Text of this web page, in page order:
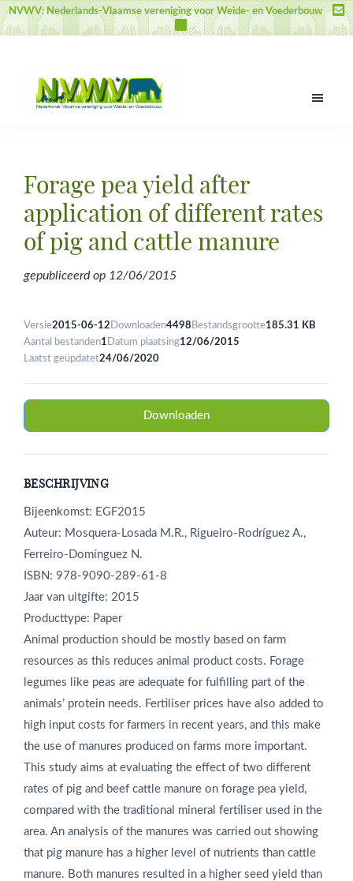
Door
naar
inhoud
Spring
naar
sidebar
Spring
naar
NVWV: Nederlands-Vlaamse vereniging voor Weide- en Voederbouw
voor
Weide-
en
Voederbouw
Forage pea yield after
application of different rates
of pig and cattle manure
gepubliceerd op 12/06/2015
Versie2015-06-12 Downloaden4498 Bestandsgrootte185.31 KB
Aantal bestanden1 Datum plaatsing12/06/2015
Laatst geüpdatet24/06/2020
Downloaden
BESCHRIJVING
Bijeenkomst: EGF2015
Auteur: Mosquera-Losada M.R., Rigueiro-Rodríguez A.,
Ferreiro-Domínguez N.
ISBN: 978-9090-289-61-8
Jaar van uitgifte: 2015
Producttype: Paper
Animal production should be mostly based on farm
resources as this reduces animal product costs. Forage
legumes like peas are adequate for fulfilling part of the
animals’ protein needs. Fertiliser prices have also added to
high input costs for farmers in recent years, and this make
the use of manures produced on farms more important.
This study aims at evaluating the effect of two different
rates of pig and beef cattle manure on forage pea yield,
compared with the traditional mineral fertiliser used in the
area. An analysis of the manures was carried out showing
that pig manure has a higher level of nutrients than cattle
manure. Both manures resulted in a higher seed yield than